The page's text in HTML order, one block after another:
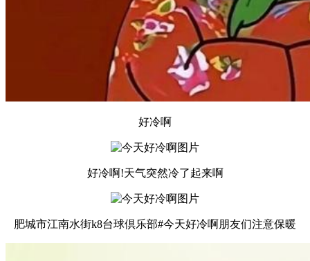
好冷啊
好冷啊!天气突然冷了起来啊
肥城市江南水街k8台球倶乐部#今天好冷啊朋友们注意保暖